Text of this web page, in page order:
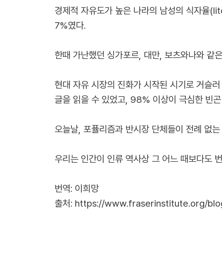
경제적 자유도가 높은 나라의 남성의 식자율
7%였다.
한때 가난했던 싱가포르, 대만, 보츠와나와 같
현대 자유 시장의 진화가 시작된 시기로 거슬
글을 읽을 수 있었고, 98% 이상이 극심한 빈
오늘날, 포퓰리즘과 반시장 단체들이 전례 없
우리는 인간이 인류 역사상 그 어느 때보다도
번역: 이희망
출처: https://www.fraserinstitute.org/